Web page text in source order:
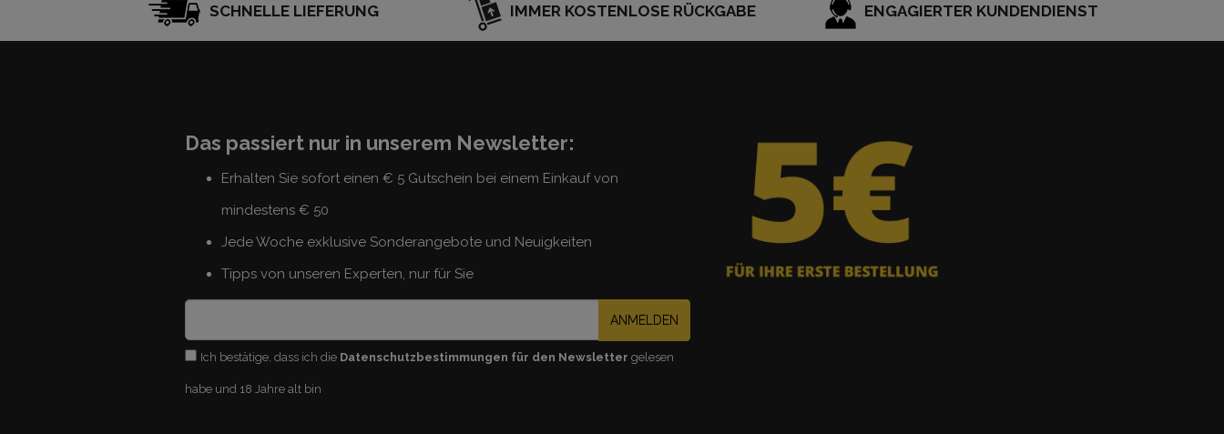
SCHNELLE LIEFERUNG IMMER KOSTENLOSE RÜCKGABE ENGAGIERTER KUNDENDIENST
Das passiert nur in unserem Newsletter:
Erhalten Sie sofort einen € 5 Gutschein bei einem Einkauf von
mindestens € 50
Jede Woche exklusive Sonderangebote und Neuigkeiten
Tipps von unseren Experten, nur für Sie
ANMELDEN
Ich bestätige, dass ich die Datenschutzbestimmungen für den Newsletter gelesen
habe und 18 Jahre alt bin